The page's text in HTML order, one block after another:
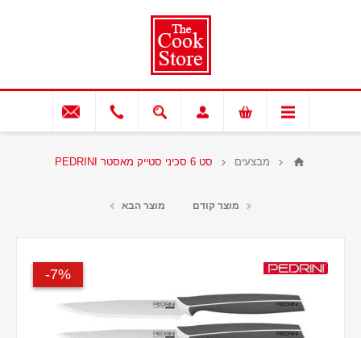
מבצעים סט 6 סכיני סטייק מאסטר PEDRINI
מוצר קודם מוצר הבא
7%-